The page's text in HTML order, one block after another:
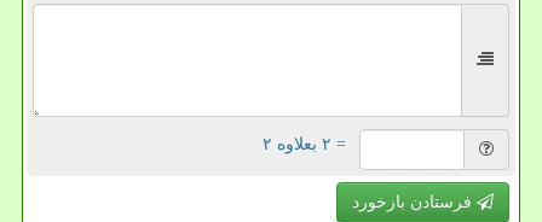
= ۲ بعلاوه ۲
فرستادن بازخورد